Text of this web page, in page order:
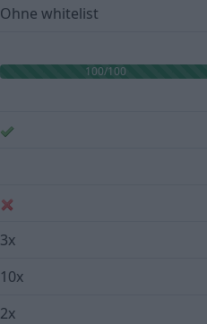
Ohne whitelist
100/100
3x
10x
2x